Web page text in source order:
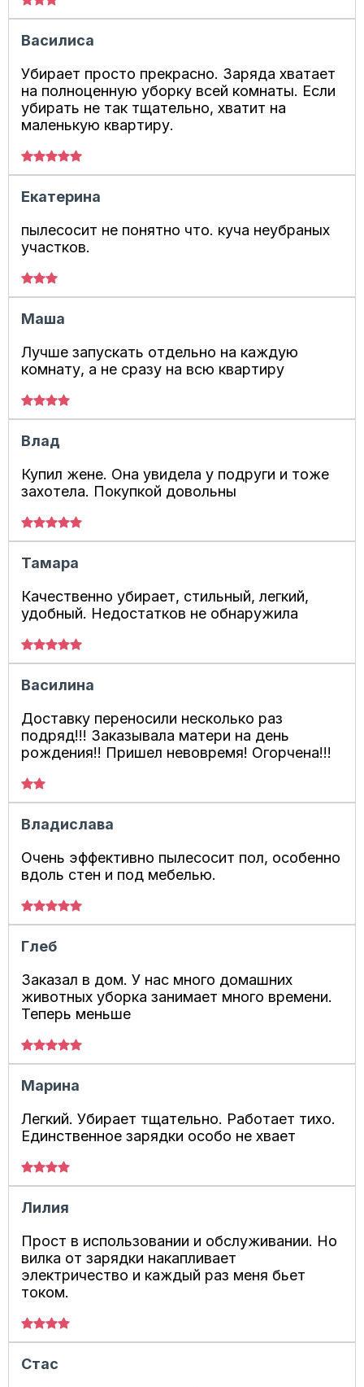
Василиса
Убирает просто прекрасно. Заряда хватает
на полноценную уборку всей комнаты. Если
убирать не так тщательно, хватит на
маленькую квартиру.
Екатерина
пылесосит не понятно что. куча неубраных
участков.
Маша
Лучше запускать отдельно на каждую
комнату, а не сразу на всю квартиру
Влад
Купил жене. Она увидела у подруги и тоже
захотела. Покупкой довольны
Тамара
Качественно убирает, стильный, легкий,
удобный. Недостатков не обнаружила
Василина
Доставку переносили несколько раз
подряд!!! Заказывала матери на день
рождения!! Пришел невовремя! Огорчена!!!
Владислава
Очень эффективно пылесосит пол, особенно
вдоль стен и под мебелью.
Глеб
Заказал в дом. У нас много домашних
животных уборка занимает много времени.
Теперь меньше
Марина
Легкий. Убирает тщательно. Работает тихо.
Единственное зарядки особо не хвает
Лилия
Прост в использовании и обслуживании. Но
вилка от зарядки накапливает
электричество и каждый раз меня бьет
током.
Стас